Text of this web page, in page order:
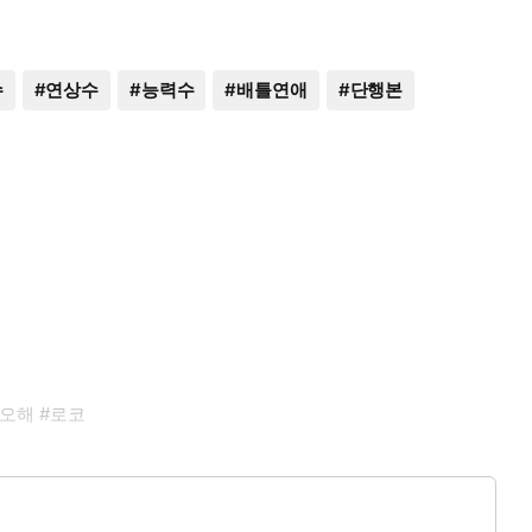
#연상수 #능력수 #배틀연애 #단행본
해 #로코